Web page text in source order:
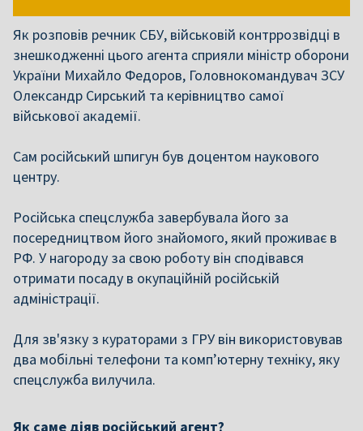
Як розповів речник СБУ, військовій контррозвідці в
знешкодженні цього агента сприяли міністр оборони
України Михайло Федоров, Головнокомандувач ЗСУ
Олександр Сирський та керівництво самої
військової академії.
Сам російський шпигун був доцентом наукового
центру.
Російська спецслужба завербувала його за
посередництвом його знайомого, який проживає в
РФ. У нагороду за свою роботу він сподівався
отримати посаду в окупаційній російській
адміністрації.
Для зв'язку з кураторами з ГРУ він використовував
два мобільні телефони та комп’ютерну техніку, яку
спецслужба вилучила.
Як саме діяв російський агент?